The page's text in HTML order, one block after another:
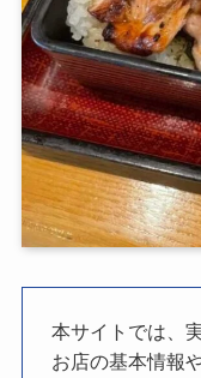
本サイトでは、
お店の基本情報